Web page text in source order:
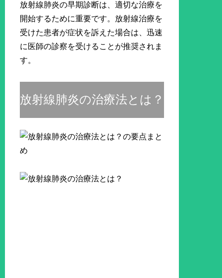
放射線肺炎の早期診断は、適切な治療を
開始するために重要です。放射線治療を
受けた患者が症状を訴えた場合は、迅速
に医師の診察を受けることが推奨されま
す。
放射線肺炎の治療法とは？